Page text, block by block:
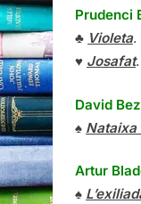
Prudenci
♣ Violeta.
♥ Josafat.
David
♠ Nataixa
Artur
♠